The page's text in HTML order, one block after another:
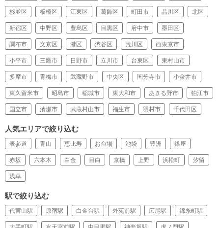
杉並区 板橋区 江東区 葛飾区 町田市 品川区 北区
新宿区 中野区 豊島区 目黒区 府中市 墨田区
調布市 文京区 港区 渋谷区 荒川区 西東京市
小平市 三鷹市 日野市 立川市 台東区 東村山市
多摩市 青梅市 武蔵野市 中央区 国分寺市 小金井市
東久留米市 昭島市 稲城市 東大和市 あきる野市 狛江市
国立市 清瀬市 武蔵村山市 福生市 羽村市 千代田区
人気エリアで絞り込む
表参道 青山 恵比寿 お台場 池袋 豊洲 銀座
赤坂 六本木 白金 目白 京橋 上野 浜松町 汐留
浅草
駅で絞り込む
代官山駅 原宿駅 白金台駅 外苑前駅 広尾駅 錦糸町駅